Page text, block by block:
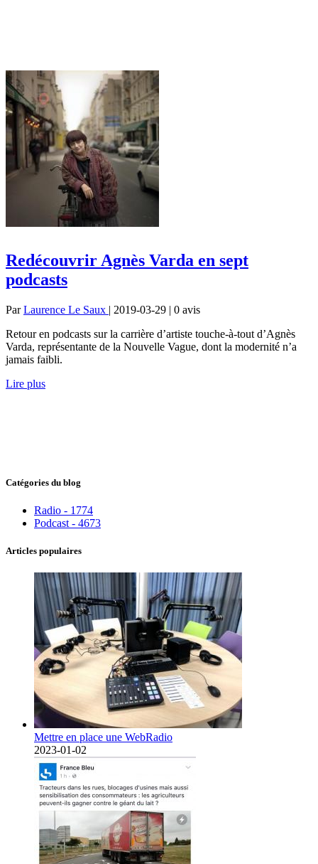
Redécouvrir Agnès Varda en sept
podcasts
ParLaurence Le Saux | 2019-03-29 | 0 avis
Retour en podcasts sur la carrière d’artiste touche-à-tout d’Agnès
Varda, représentante de la Nouvelle Vague, dont la modernité n’a
jamais faibli.
Lire plus
Catégories du blog
Radio - 1774
Podcast - 4673
Articles populaires
Mettre en place une WebRadio
2023-01-02